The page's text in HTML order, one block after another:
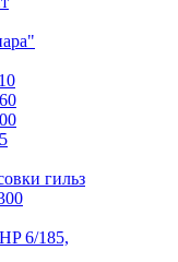
гильз
6/185,